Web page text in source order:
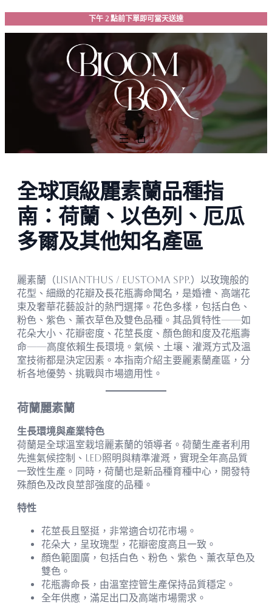
跳
至
下午 2 點前下單即可當天送達
全球頂級麗素蘭品種指
南：荷蘭、以色列、厄瓜
多爾及其他知名產區
麗素蘭（Lisianthus / Eustoma spp.）以玫瑰般的
花型、細緻的花瓣及長花瓶壽命聞名，是婚禮、高端花
束及奢華花藝設計的熱門選擇。花色多樣，包括白色、
粉色、紫色、薰衣草色及雙色品種。其品質特性——如
花朵大小、花瓣密度、花莖長度、顏色飽和度及花瓶壽
命——高度依賴生長環境。氣候、土壤、灌溉方式及溫
室技術都是決定因素。本指南介紹主要麗素蘭產區，分
析各地優勢、挑戰與市場適用性。
荷蘭麗素蘭
生長環境與產業特色
荷蘭是全球溫室栽培麗素蘭的領導者。荷蘭生產者利用
先進氣候控制、LED照明與精準灌溉，實現全年高品質
一致性生產。同時，荷蘭也是新品種育種中心，開發特
殊顏色及改良莖部強度的品種。
特性
花莖長且堅挺，非常適合切花市場。
花朵大，呈玫瑰型，花瓣密度高且一致。
顏色範圍廣，包括白色、粉色、紫色、薰衣草色及
雙色。
花瓶壽命長，由溫室控管生產保持品質穩定。
全年供應，滿足出口及高端市場需求。